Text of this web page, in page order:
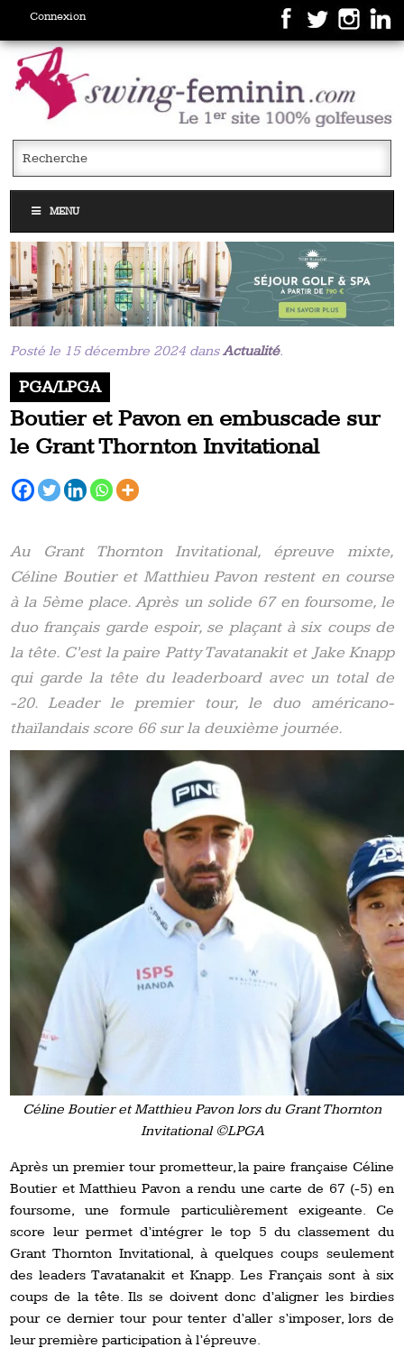
Connexion
MENU
Posté le 15 décembre 2024 dansActualité.
PGA/LPGA
Boutier et Pavon en embuscade sur
le Grant Thornton Invitational
Au Grant Thornton Invitational, épreuve mixte,
Céline Boutier et Matthieu Pavon restent en course
à la 5ème place. Après un solide 67 en foursome, le
duo français garde espoir, se plaçant à six coups de
la tête. C’est la paire Patty Tavatanakit et Jake Knapp
qui garde la tête du leaderboard avec un total de
-20. Leader le premier tour, le duo américano-
thaïlandais score 66 sur la deuxième journée.
Céline Boutier et Matthieu Pavon lors du Grant Thornton
Invitational ©LPGA
Après un premier tour prometteur, la paire française Céline
Boutier et Matthieu Pavon a rendu une carte de 67 (-5) en
foursome, une formule particulièrement exigeante. Ce
score leur permet d’intégrer le top 5 du classement du
Grant Thornton Invitational, à quelques coups seulement
des leaders Tavatanakit et Knapp. Les Français sont à six
coups de la tête. Ils se doivent donc d’aligner les birdies
pour ce dernier tour pour tenter d’aller s’imposer, lors de
leur première participation à l’épreuve.